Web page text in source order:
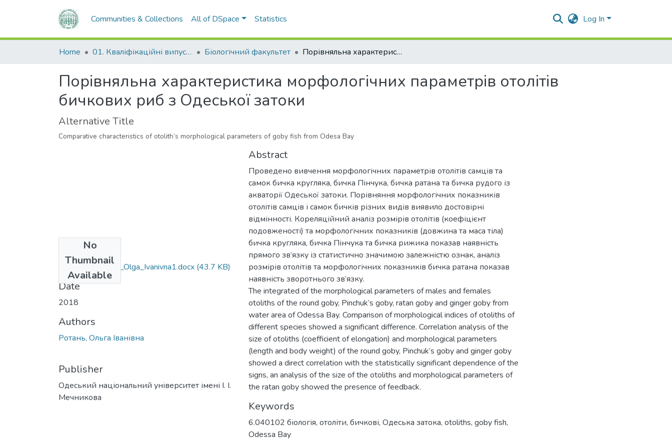
Communities & Collections All of DSpace Statistics Log In
Home 01. Кваліфікаційні випускні роботи здобувачів вищої освіти Біологічний факультет Порівняльна характеристика морфологічних параметрів отолітів бичкових риб з Одеської затоки
Порівняльна характеристика морфологічних параметрів отолітів
бичкових риб з Одеської затоки
Alternative Title
Comparative characteristics of otolith’s morphological parameters of goby fish from Odesa Bay
No
Thumbnail
Available
6.040102_Rotan_Olga_Ivanivna1.docx (43.7 KB)
Date
2018
Authors
Ротань, Ольга Іванівна
Publisher
Одеський національний університет імені І. І.
Мечникова
Abstract
Проведено вивчення морфологічних параметрів отолітів самців та
самок бичка кругляка, бичка Пінчука, бичка ратана та бичка рудого із
акваторії Одеської затоки. Порівняння морфологічних показників
отолітів самців і самок бичків різних видів виявило достовірні
відмінності. Кореляційний аналіз розмірів отолітів (коефіцієнт
подовженості) та морфологічних показників (довжина та маса тіла)
бичка кругляка, бичка Пінчука та бичка рижика показав наявність
прямого зв’язку із статистично значимою залежністю ознак, аналіз
розмірів отолітів та морфологічних показників бичка ратана показав
наявність зворотнього зв’язку.
The integrated of the morphological parameters of males and females
otoliths of the round goby, Pinchuk’s goby, ratan goby and ginger goby from
water area of Odessa Bay. Comparison of morphological indices of otoliths of
different species showed a significant difference. Correlation analysis of the
size of otoliths (coefficient of elongation) and morphological parameters
(length and body weight) of the round goby, Pinchuk’s goby and ginger goby
showed a direct correlation with the statistically significant dependence of the
signs, an analysis of the size of the otoliths and morphological parameters of
the ratan goby showed the presence of feedback.
Keywords
6.040102 біологія, отоліти, бичкові, Одеська затока, otoliths, goby fish,
Odessa Bay